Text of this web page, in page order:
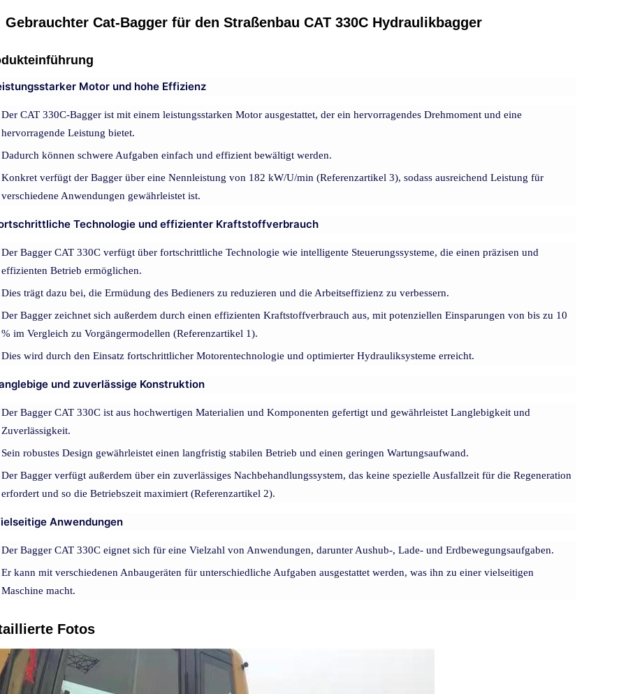
Gebrauchter Cat-Bagger für den Straßenbau CAT 330C Hydraulikbagger
Motor und hohe Effizienz
Der CAT 330C-Bagger ist mit einem leistungsstarken Motor ausgestattet, der ein hervorragendes Drehmoment und eine
hervorragende Leistung bietet.
Dadurch können schwere Aufgaben einfach und effizient bewältigt werden.
Konkret verfügt der Bagger über eine Nennleistung von 182 kW/U/min (Referenzartikel 3), sodass ausreichend Leistung für
verschiedene Anwendungen gewährleistet ist.
Technologie und effizienter Kraftstoffverbrauch
Der Bagger CAT 330C verfügt über fortschrittliche Technologie wie intelligente Steuerungssysteme, die einen präzisen und
effizienten Betrieb ermöglichen.
Dies trägt dazu bei, die Ermüdung des Bedieners zu reduzieren und die Arbeitseffizienz zu verbessern.
Der Bagger zeichnet sich außerdem durch einen effizienten Kraftstoffverbrauch aus, mit potenziellen Einsparungen von bis zu 10
% im Vergleich zu Vorgängermodellen (Referenzartikel 1).
Dies wird durch den Einsatz fortschrittlicher Motorentechnologie und optimierter Hydrauliksysteme erreicht.
und zuverlässige Konstruktion
Der Bagger CAT 330C ist aus hochwertigen Materialien und Komponenten gefertigt und gewährleistet Langlebigkeit und
Zuverlässigkeit.
Sein robustes Design gewährleistet einen langfristig stabilen Betrieb und einen geringen Wartungsaufwand.
Der Bagger verfügt außerdem über ein zuverlässiges Nachbehandlungssystem, das keine spezielle Ausfallzeit für die Regeneration
erfordert und so die Betriebszeit maximiert (Referenzartikel 2).
Anwendungen
Der Bagger CAT 330C eignet sich für eine Vielzahl von Anwendungen, darunter Aushub-, Lade- und Erdbewegungsaufgaben.
Er kann mit verschiedenen Anbaugeräten für unterschiedliche Aufgaben ausgestattet werden, was ihn zu einer vielseitigen
Maschine macht.
Fotos